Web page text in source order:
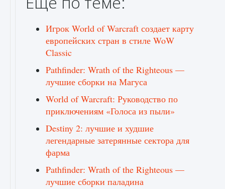
Игрок World of Warcraft создает карту
европейских стран в стиле WoW
Classic
Pathfinder: Wrath of the Righteous —
лучшие сборки на Магуса
World of Warcraft: Руководство по
приключениям «Голоса из пыли»
Destiny 2: лучшие и худшие
легендарные затерянные сектора для
фарма
Pathfinder: Wrath of the Righteous —
лучшие сборки паладина